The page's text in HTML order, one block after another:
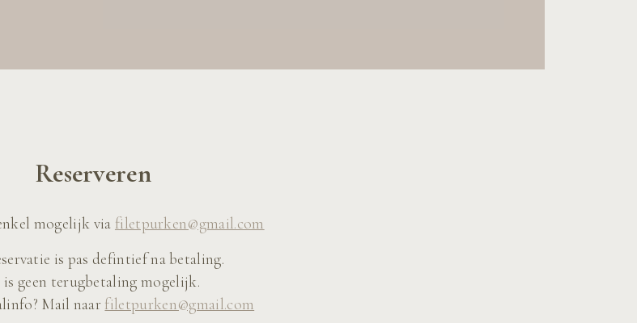
Reserveren
mogelijk via filetpurken@gmail.com
is pas defintief na betaling.
is geen terugbetaling mogelijk.
Mail naar filetpurken@gmail.com